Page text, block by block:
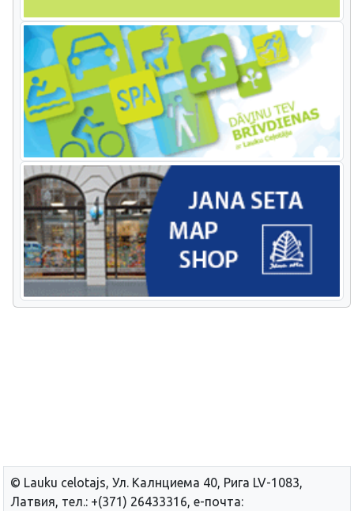
© Lauku сelotajs, Ул. Калнциема 40, Рига LV-1083,
Латвия, тел.: +(371) 26433316, е-почта: